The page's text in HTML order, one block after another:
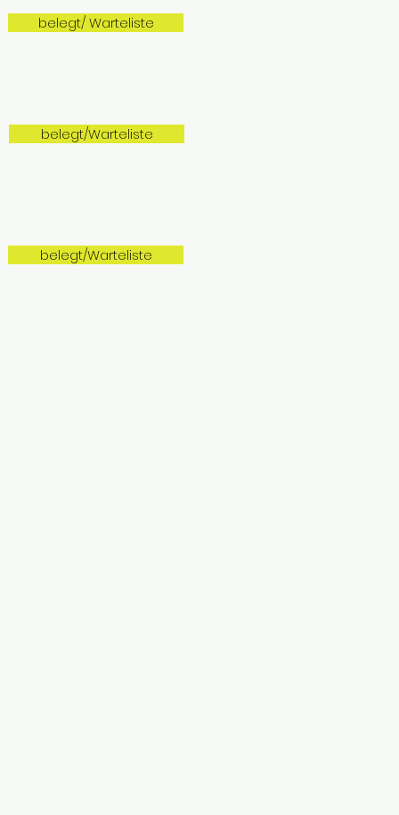
belegt/ Warteliste
belegt/Warteliste
belegt/Warteliste